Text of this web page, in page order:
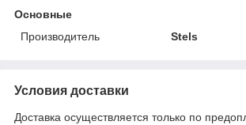
Основные
Производитель
Stels
Условия доставки
Доставка осуществляется только по